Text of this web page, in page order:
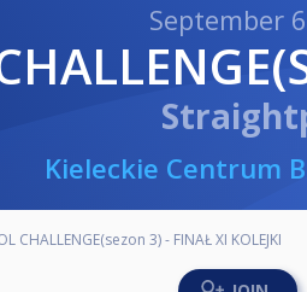
September
Kieleckie Centrum
CHALLENGE(sezon 3) - FINAŁ XI KOLEJKI